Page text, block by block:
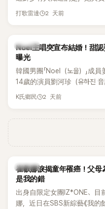
一名不折不扣的學霸。她日
打歌雷達 2 天前
K-POP
Noel主唱突宣布結婚！甜
曝光
韓國男團「Noel（노을）」成
14歲的演員劉河珍（유하진
低調舉辦婚禮，消息一出立刻
K氏鄉民 2 天前
K-POP
崔叡娜淚揭童年罹癌！父母
是我的錯
出身自限定女團IZ*ONE、目
娜，近日在SBS新綜藝《我的